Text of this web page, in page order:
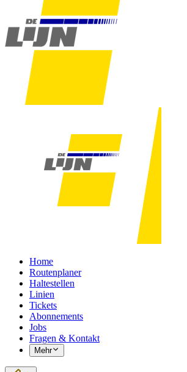
Home
Routenplaner
Haltestellen
Linien
Tickets
Abonnements
Jobs
Fragen & Kontakt
Mehr